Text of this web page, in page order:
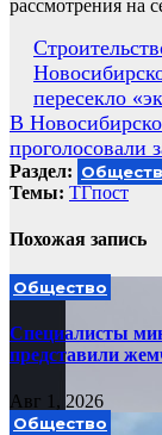
рассмотрения на
Навигация
по
записям
пересекло
В
проголосовали
Раздел:
Темы: ТГпост
Похожая запись
Общество
Специалисты
представили
Авг 1, 2026
Общество